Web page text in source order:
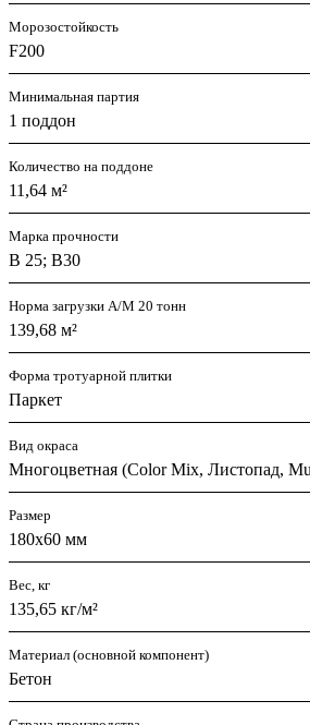
Морозостойкость
F200
Минимальная партия
1 поддон
Количество на поддоне
11,64 м²
Марка прочности
В 25; В30
Норма загрузки А/М 20 тонн
139,68 м²
Форма тротуарной плитки
Паркет
Вид окраса
Многоцветная (Color Mix, Листопад,
Размер
180х60 мм
Вес, кг
135,65 кг/м²
Материал (основной компонент)
Бетон